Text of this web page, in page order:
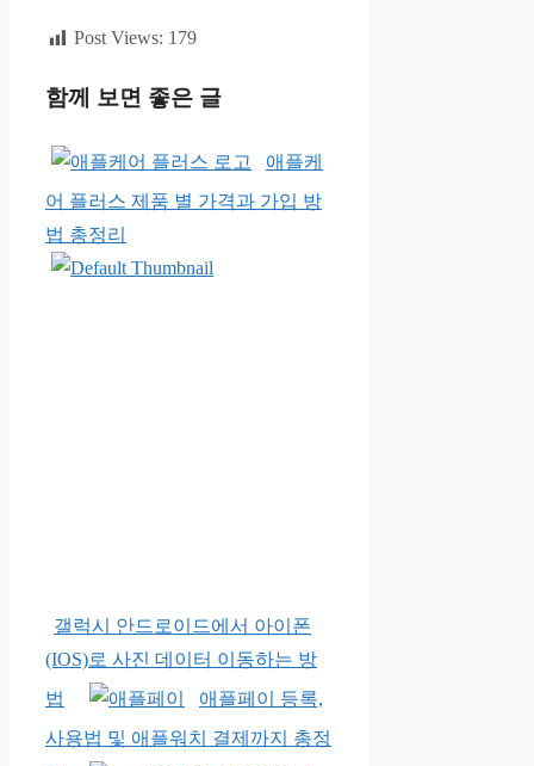
Post Views: 179
함께 보면 좋은 글
애플케
어 플러스 제품 별 가격과 가입 방
법 총정리
갤럭시 안드로이드에서 아이폰
(IOS)로 사진 데이터 이동하는 방
법
애플페이 등록,
사용법 및 애플워치 결제까지 총정